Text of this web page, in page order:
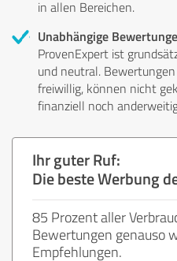
in allen Bereichen.
Unabhängige
ProvenExpert ist
und neutral.
freiwillig, können nicht
finanziell noch
Ihr guter Ruf:
Die beste Werbung
85 Prozent aller
Bewertungen genauso
Empfehlungen.